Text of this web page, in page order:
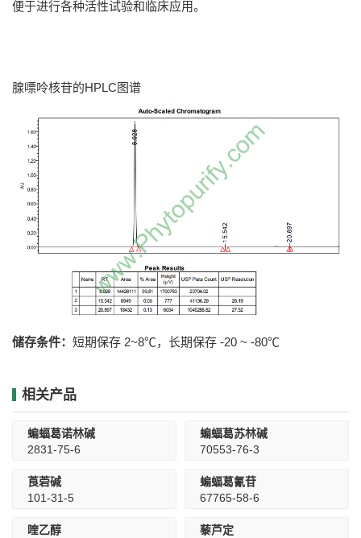
便于进行各种活性试验和临床应用。
腺嘌呤核苷的HPLC图谱
储存条件： 短期保存 2~8℃，长期保存 -20 ~ -80℃
相关产品
蝙蝠葛诺林碱
2831-75-6
蝙蝠葛苏林碱
70553-76-3
莨菪碱
101-31-5
蝙蝠葛氰苷
67765-58-6
喹乙醇
藜芦定